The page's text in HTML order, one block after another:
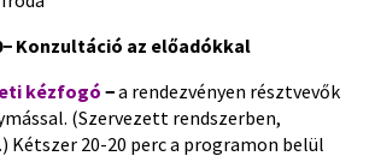
Konzultáció az előadókkal
kézfogó −a rendezvényen résztvevők
(Szervezett rendszerben,
Kétszer 20-20 perc a programon belül